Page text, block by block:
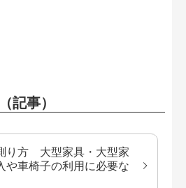
記事）
り方 大型家具・大型家
や車椅子の利用に必要な